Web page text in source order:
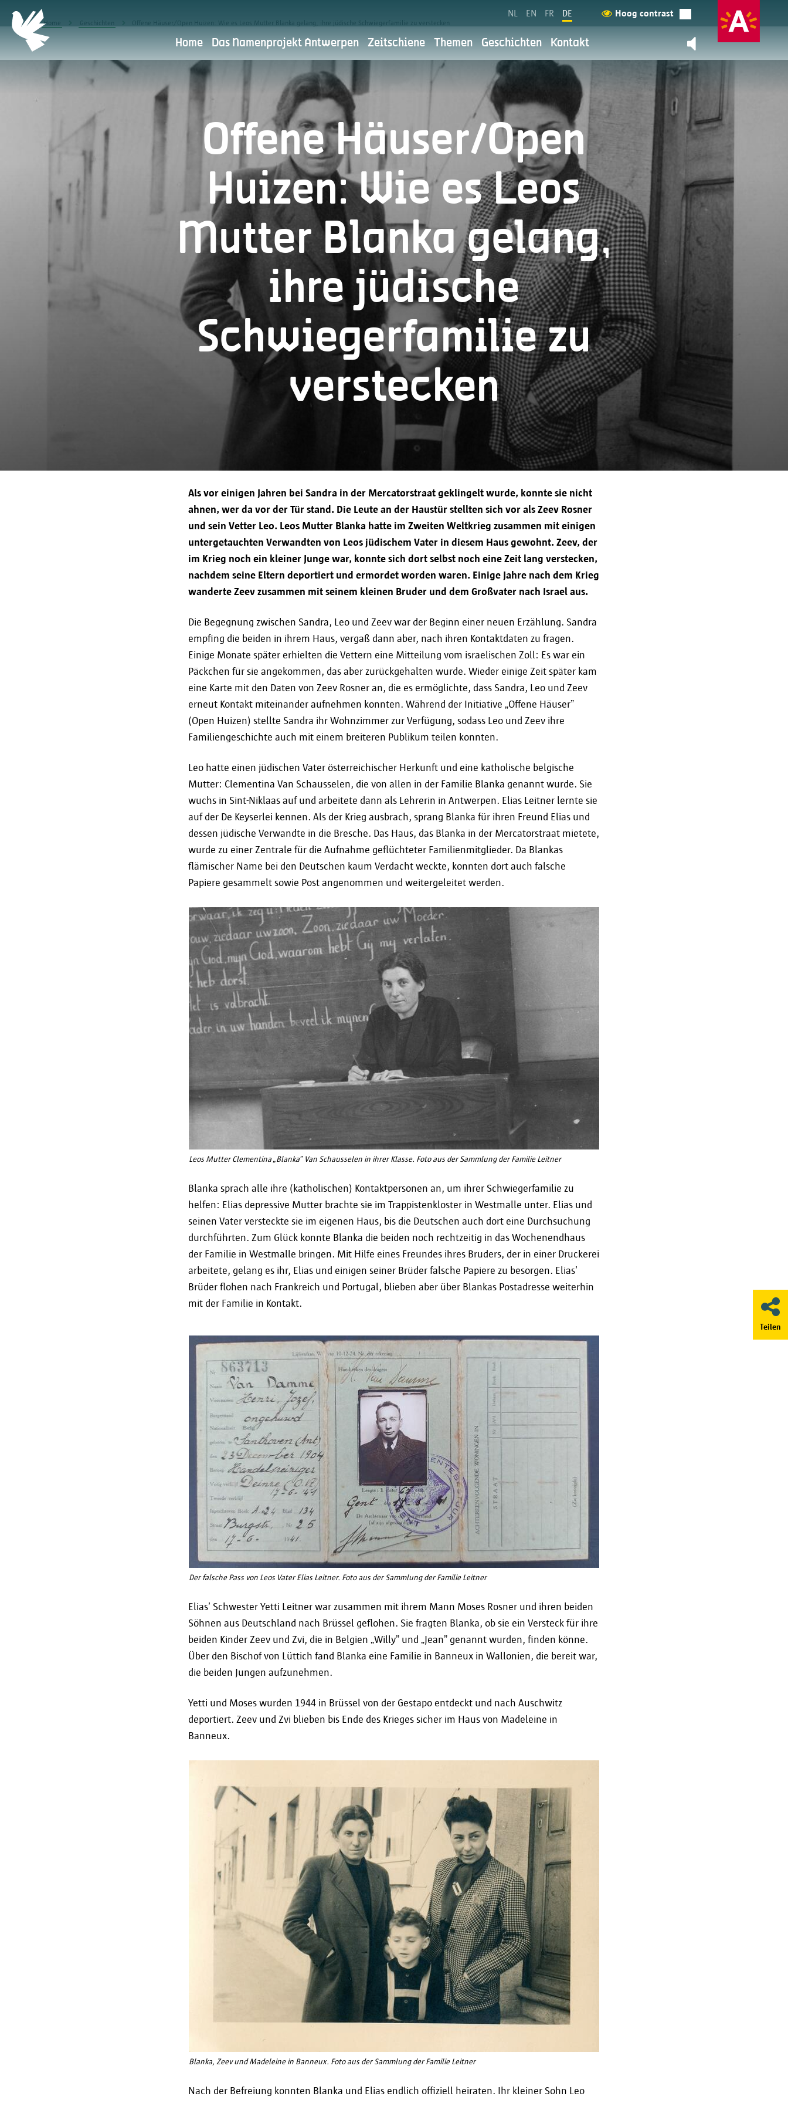
Home Offene Häuser/Open Huizen: Wie es Leos Mutter Blanka gelang, ihre jüdische Schwiegerfamilie zu verstecken
NL EN FR DE Hoog contrast
Home Das Namenprojekt Antwerpen Zeitschiene Themen Geschichten Kontakt
Offene Häuser/Open
Huizen: Wie es Leos
Mutter Blanka gelang,
ihre jüdische
Schwiegerfamilie zu
verstecken
Teilen
Als vor einigen Jahren bei Sandra in der Mercatorstraat geklingelt wurde, konnte sie nicht
ahnen, wer da vor der Tür stand. Die Leute an der Haustür stellten sich vor als Zeev Rosner
und sein Vetter Leo. Leos Mutter Blanka hatte im Zweiten Weltkrieg zusammen mit einigen
untergetauchten Verwandten von Leos jüdischem Vater in diesem Haus gewohnt. Zeev, der
im Krieg noch ein kleiner Junge war, konnte sich dort selbst noch eine Zeit lang verstecken,
nachdem seine Eltern deportiert und ermordet worden waren. Einige Jahre nach dem Krieg
wanderte Zeev zusammen mit seinem kleinen Bruder und dem Großvater nach Israel aus.
Die Begegnung zwischen Sandra, Leo und Zeev war der Beginn einer neuen Erzählung. Sandra
empfing die beiden in ihrem Haus, vergaß dann aber, nach ihren Kontaktdaten zu fragen.
Einige Monate später erhielten die Vettern eine Mitteilung vom israelischen Zoll: Es war ein
Päckchen für sie angekommen, das aber zurückgehalten wurde. Wieder einige Zeit später kam
eine Karte mit den Daten von Zeev Rosner an, die es ermöglichte, dass Sandra, Leo und Zeev
erneut Kontakt miteinander aufnehmen konnten. Während der Initiative „Offene Häuser”
(Open Huizen) stellte Sandra ihr Wohnzimmer zur Verfügung, sodass Leo und Zeev ihre
Familiengeschichte auch mit einem breiteren Publikum teilen konnten.
Leo hatte einen jüdischen Vater österreichischer Herkunft und eine katholische belgische
Mutter: Clementina Van Schausselen, die von allen in der Familie Blanka genannt wurde. Sie
wuchs in Sint-Niklaas auf und arbeitete dann als Lehrerin in Antwerpen. Elias Leitner lernte sie
auf der De Keyserlei kennen. Als der Krieg ausbrach, sprang Blanka für ihren Freund Elias und
dessen jüdische Verwandte in die Bresche. Das Haus, das Blanka in der Mercatorstraat mietete,
wurde zu einer Zentrale für die Aufnahme geflüchteter Familienmitglieder. Da Blankas
flämischer Name bei den Deutschen kaum Verdacht weckte, konnten dort auch falsche
Papiere gesammelt sowie Post angenommen und weitergeleitet werden.
Leos Mutter Clementina „Blanka” Van Schausselen in ihrer Klasse. Foto aus der Sammlung der Familie Leitner
Blanka sprach alle ihre (katholischen) Kontaktpersonen an, um ihrer Schwiegerfamilie zu
helfen: Elias depressive Mutter brachte sie im Trappistenkloster in Westmalle unter. Elias und
seinen Vater versteckte sie im eigenen Haus, bis die Deutschen auch dort eine Durchsuchung
durchführten. Zum Glück konnte Blanka die beiden noch rechtzeitig in das Wochenendhaus
der Familie in Westmalle bringen. Mit Hilfe eines Freundes ihres Bruders, der in einer Druckerei
arbeitete, gelang es ihr, Elias und einigen seiner Brüder falsche Papiere zu besorgen. Elias’
Brüder flohen nach Frankreich und Portugal, blieben aber über Blankas Postadresse weiterhin
mit der Familie in Kontakt.
Der falsche Pass von Leos Vater Elias Leitner. Foto aus der Sammlung der Familie Leitner
Elias’ Schwester Yetti Leitner war zusammen mit ihrem Mann Moses Rosner und ihren beiden
Söhnen aus Deutschland nach Brüssel geflohen. Sie fragten Blanka, ob sie ein Versteck für ihre
beiden Kinder Zeev und Zvi, die in Belgien „Willy” und „Jean” genannt wurden, finden könne.
Über den Bischof von Lüttich fand Blanka eine Familie in Banneux in Wallonien, die bereit war,
die beiden Jungen aufzunehmen.
Yetti und Moses wurden 1944 in Brüssel von der Gestapo entdeckt und nach Auschwitz
deportiert. Zeev und Zvi blieben bis Ende des Krieges sicher im Haus von Madeleine in
Banneux.
Blanka, Zeev und Madeleine in Banneux. Foto aus der Sammlung der Familie Leitner
Nach der Befreiung konnten Blanka und Elias endlich offiziell heiraten. Ihr kleiner Sohn Leo
Datenschutzerklärung Kontaktieren Sie uns
Datenschutzerklärung
Weitergabe an andere Parteien
Antwerpen Herdenkt ist Teil der Stadt Antwerpen. Für die Stadt Antwerpen steht
digitale Kommunikation und Dienstleistung im Vordergrund. Wir möchten dies
unter Wahrung Ihrer Privatsphäre tun. Hier erfahren Sie mehr darüber.
Wafür verwenden wir ihre personliche Data?
Die von Ihnen mitgeteilten personenbezogenen Daten werden von der Stadt
Antwerpen, Grote Markt 1, 2000 Antwerpen, verarbeitet.
Ihre Daten werden ausschließlich verwendet, um Dienstleistungen
bereitzustellen, gezielt zu kommunizieren, eine effiziente und persönliche
Nutzungserfahrung zu bieten und gesetzliche Verpflichtungen zu erfüllen.
Für die Verarbeitung von Newslettern haben Sie Ihre Einwilligung gegeben.
Die Stadt Antwerpen gibt Ihre persönlichen Daten nur an Dritte weiter, um:
Ihnen die angeforderten Informationen bereitzustellen;
Die von Ihnen gewünschten Dienstleistungen (online) zu erbringen;
Gesetzliche Verpflichtungen zu erfüllen.
Wenn Sie wissen möchten, ob und an wen Ihre Daten in einem spezifischen Fall
weitergegeben werden, können Sie sich
unter informatieveiligheid@antwerpen.be an uns wenden.
Aufbewahrungsfrist
Ihre persönlichen Daten werden verarbeitet und gespeichert, solange dies für den
Zweck, für den sie erhoben wurden, erforderlich ist. Wenn Sie wissen möchten,
wie lange Ihre Daten in einem spezifischen Fall aufbewahrt werden, können Sie
sich unter informatieveiligheid@antwerpen.be an uns wenden. Nach Ablauf der
Aufbewahrungsfrist werden Ihre persönlichen Daten von der Stadt Antwerpen
Ihre Rechte
Gemäß der Verordnung (EU) 2016/679 vom 27. April 2016, der sogenannten
Datenschutz-Grundverordnung (DSGVO), haben Sie das Recht auf Zugang,
Berichtigung und gegebenenfalls Löschung Ihrer Daten. Bitte wenden Sie sich zur
Ausübung dieser Rechte an
Darüber hinaus haben Sie das Recht, bei den Aufsichtsbehörden Beschwerde
einzureichen, wenn Sie der Meinung sind, dass Ihre Daten fehlerhaft verarbeitet
werden. Hierfür können Sie sich an die Flämische Aufsichtskommission oder die
Datenschutzbehörde wenden.
Flämische Aufsichtskommission
Koning Albert II Laan 15
Tel. 02 553 20 85
contact@toezichtcommissie.be
Datenschutzbehörde
Drukpersstraat 35
1000 Brüssel
Tel. 02/274.48.00
Wenn Sie Fragen zur Verarbeitung Ihrer personenbezogenen Daten gemäß dieser
Erklärung haben, können Sie sich jederzeit an unseren Datenschutzbeauftragten
unter informatieveiligheid@antwerpen.bewenden.
Einstellungen speichern